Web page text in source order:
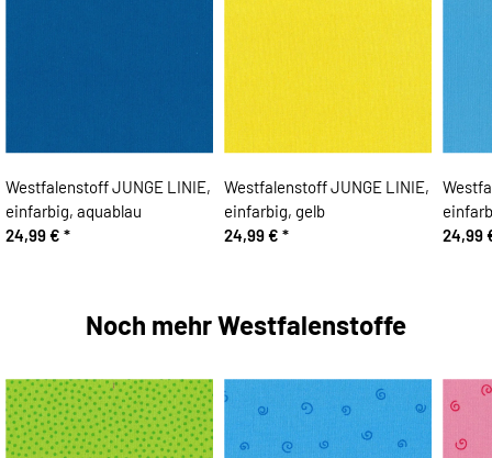
Westfalenstoff JUNGE LINIE,
einfarbig, aquablau
24,99 € *
Westfalenstoff JUNGE LINIE,
einfarbig, gelb
24,99 € *
24,99
Noch mehr Westfalenstoffe